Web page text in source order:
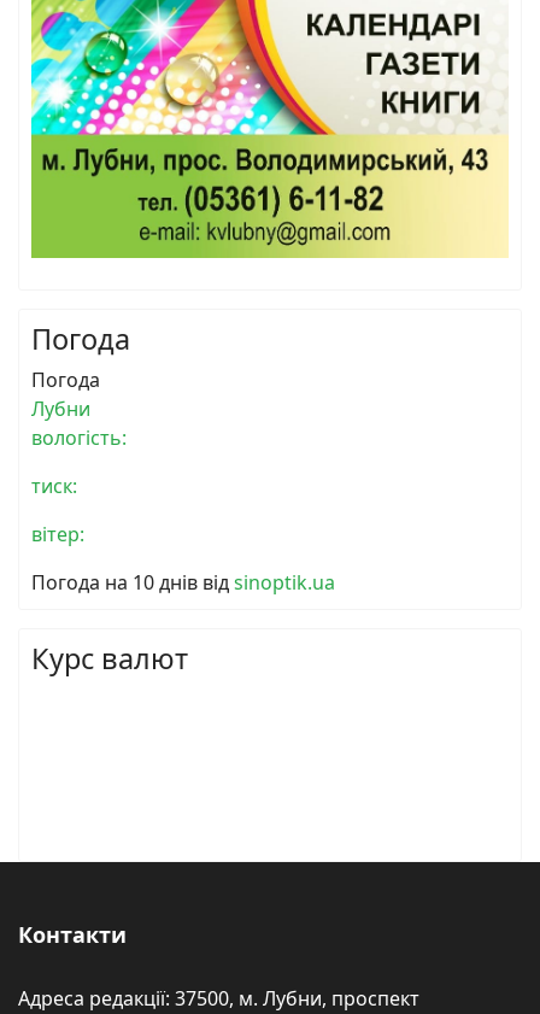
Погода
Погода
Лубни
вологість:
тиск:
вітер:
Погода на 10 днів відsinoptik.ua
Курс валют
Контакти
Адреса редакції: 37500, м. Лубни, проспект